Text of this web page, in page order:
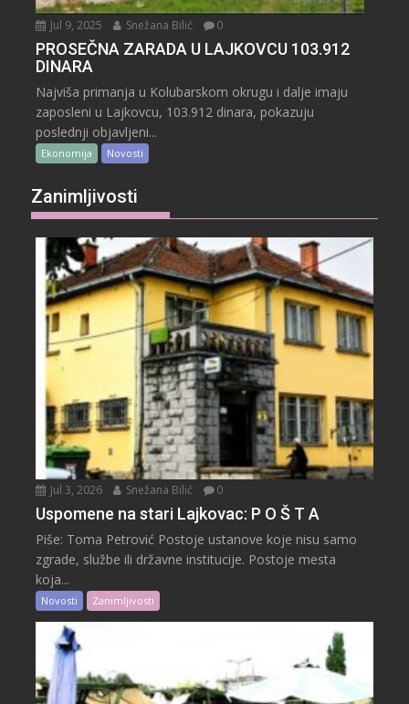
Jul 9, 2025 Snežana Bilić 0
PROSEČNA ZARADA U LAJKOVCU 103.912
DINARA
Najviša primanja u Kolubarskom okrugu i dalje imaju
zaposleni u Lajkovcu, 103.912 dinara, pokazuju
poslednji objavljeni...
Ekonomija Novosti
Zanimljivosti
Jul 3, 2026 Snežana Bilić 0
Uspomene na stari Lajkovac: P O Š T A
Piše: Toma Petrović Postoje ustanove koje nisu samo
zgrade, službe ili državne institucije. Postoje mesta
koja...
Novosti Zanimljivosti